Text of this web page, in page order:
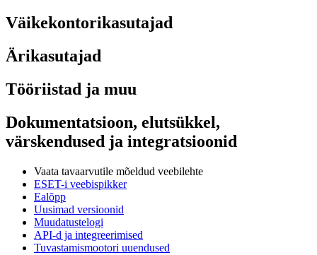
Väikekontorikasutajad
Ärikasutajad
Tööriistad ja muu
Dokumentatsioon, elutsükkel,
värskendused ja integratsioonid
Vaata tavaarvutile mõeldud veebilehte
ESET-i veebispikker
Ealõpp
Uusimad versioonid
Muudatustelogi
API-d ja integreerimised
Tuvastamismootori uuendused